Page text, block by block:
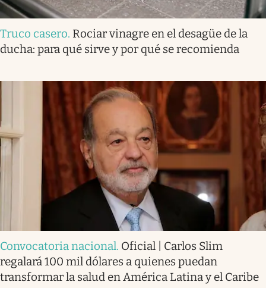
Truco casero. Rociar vinagre en el desagüe de la
ducha: para qué sirve y por qué se recomienda
Convocatoria nacional. Oficial | Carlos Slim
regalará 100 mil dólares a quienes puedan
transformar la salud en América Latina y el Caribe